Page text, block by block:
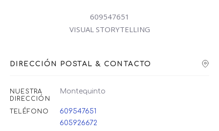
609547651
VISUAL STORYTELLING
DIRECCIÓN POSTAL & CONTACTO
NUESTRA
DIRECCIÓN
Montequinto
TELÉFONO
609547651
605926672